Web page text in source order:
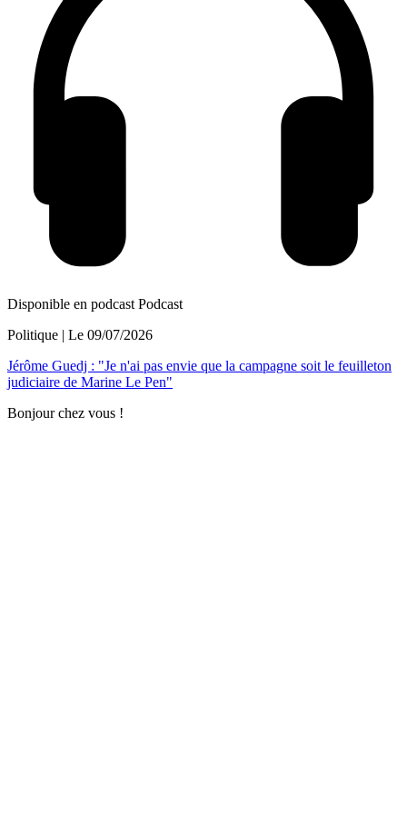
Disponible en podcast Podcast
Politique | Le 09/07/2026
Jérôme Guedj : "Je n'ai pas envie que la campagne soit le feuilleton
judiciaire de Marine Le Pen"
Bonjour chez vous !